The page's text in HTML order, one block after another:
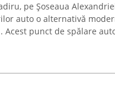
pe Șoseaua
auto o alternativă
punct de spălare